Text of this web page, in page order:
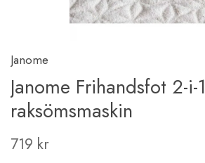
Janome
Janome Frihandsfot 2-i-1
raksömsmaskin
719 kr